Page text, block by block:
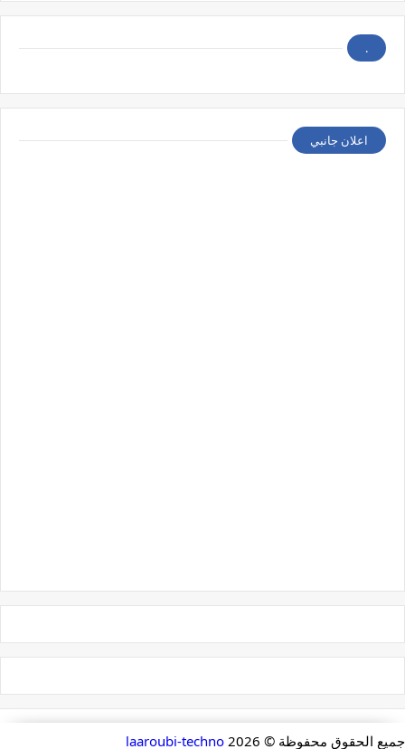
.
اعلان جانبي
جميع الحقوق محفوظة © 2026
laaroubi-techno